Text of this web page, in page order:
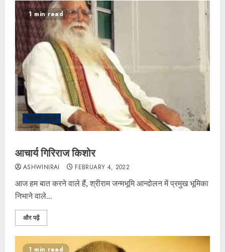
1 min read
साहित्य संग्रह
आचार्य गिरिराज किशोर
ASHWINIRAI FEBRUARY 4, 2022
आज हम बात करने वाले हैं, श्रीराम जन्मभूमि आन्दोलन में प्रमुख भूमिका
निभाने वाले...
और पढ़ें
1 min read